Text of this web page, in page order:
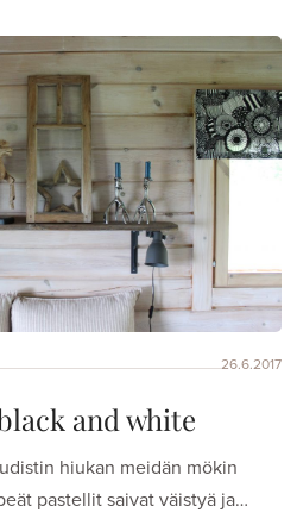
26.6.2017
and white
hiukan meidän mökin
pastellit saivat väistyä ja…